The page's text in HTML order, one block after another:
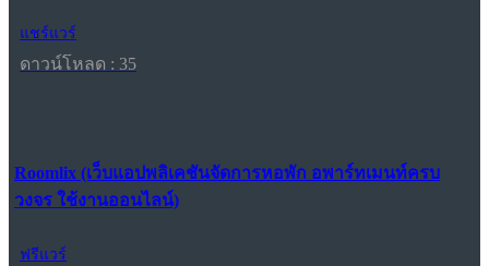
แชร์แวร์
ดาวน์โหลด : 35
Roomlix (เว็บแอปพลิเคชันจัดการหอพัก อพาร์ทเมนท์ครบ
วงจร ใช้งานออนไลน์)
ฟรีแวร์